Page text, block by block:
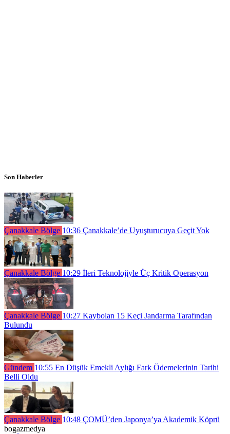
Son Haberler
Çanakkale Bölge 10:36 Çanakkale’de Uyuşturucuya Geçit Yok
Çanakkale Bölge 10:29 İleri Teknolojiyle Üç Kritik Operasyon
Çanakkale Bölge 10:27 Kaybolan 15 Keçi Jandarma Tarafından
Bulundu
Gündem 10:55 En Düşük Emekli Aylığı Fark Ödemelerinin Tarihi
Belli Oldu
Çanakkale Bölge 10:48 ÇOMÜ’den Japonya’ya Akademik Köprü
bogazmedya